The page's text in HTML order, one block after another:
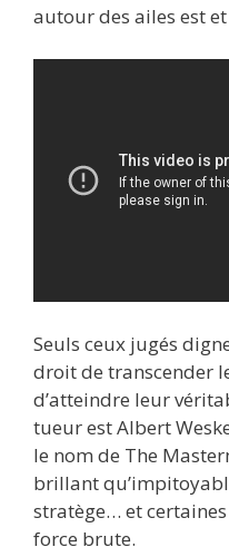
autour des ailes est
Seuls ceux jugés
droit de transcender
d’atteindre leur
tueur est Albert
le nom de The
brillant
stratège… et
force brute.